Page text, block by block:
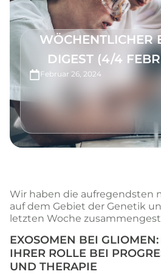
WÖCHENTLICHER
DIGEST (4/4
Februar 26, 2024
Wir haben die aufregendsten
auf dem Gebiet der Genetik
letzten Woche
EXOSOMEN BEI
IHRER ROLLE BEI
UND THERAPIE